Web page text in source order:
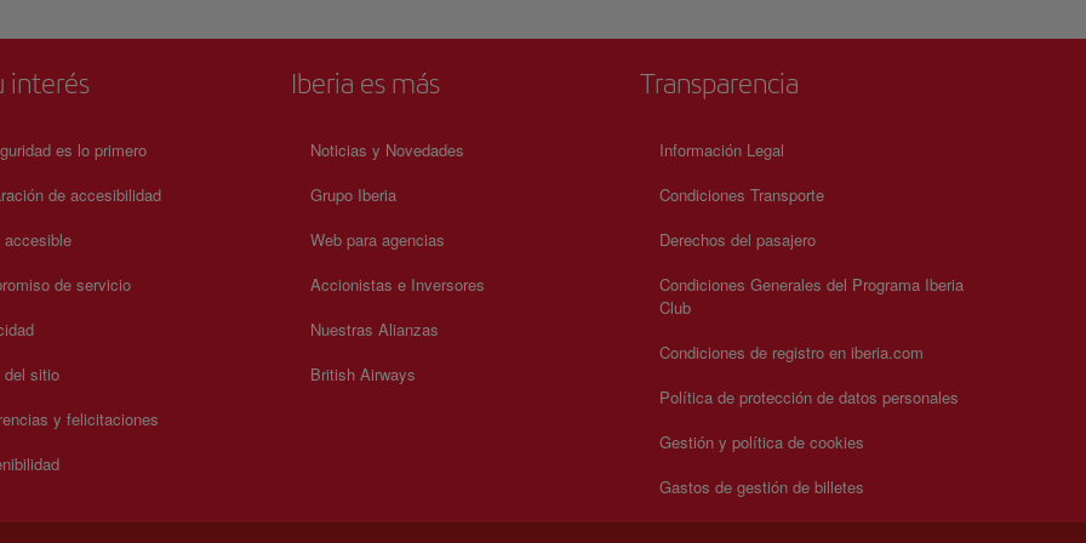
interés
es lo primero
de accesibilidad
accesible
de servicio
del sitio
y felicitaciones
Iberia es más
Noticias y Novedades
Grupo Iberia
Web para agencias
Accionistas e Inversores
Nuestras Alianzas
British Airways
Transparencia
Información Legal
Condiciones Transporte
Derechos del pasajero
Condiciones Generales del Programa Iberia
Club
Condiciones de registro en iberia.com
Política de protección de datos personales
Gestión y política de cookies
Gastos de gestión de billetes